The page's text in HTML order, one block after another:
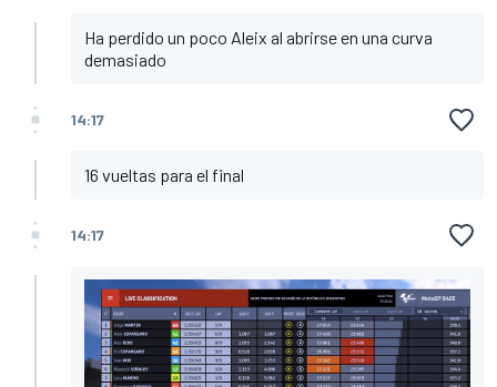
Ha perdido un poco Aleix al abrirse en una curva
demasiado
14:17
16 vueltas para el final
14:17